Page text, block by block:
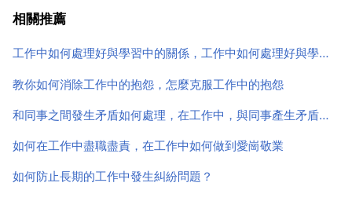
縱複雜的大環境裡，更應在人際關係調整好自己的座
相關推薦
工作中如何處理好與學習中的關係，工作中如何處理好與學習中的關係？
教你如何消除工作中的抱怨，怎麼克服工作中的抱怨
和同事之間發生矛盾如何處理，在工作中，與同事產生矛盾應該如何合理的處理？
如何在工作中盡職盡責，在工作中如何做到愛崗敬業
如何防止長期的工作中發生糾紛問題？